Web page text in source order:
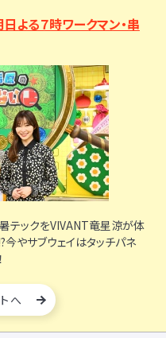
る７時ワークマン・串
テックをVIVANT竜星涼が体
やサブウェイはタッチパネ
へ